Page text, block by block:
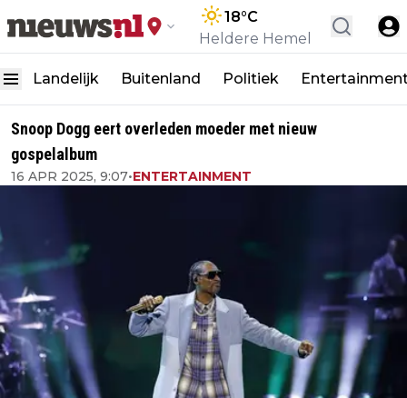
18°C
Heldere Hemel
Landelijk Buitenland Politiek
Snoop Dogg eert overleden moeder met nieuw
gospelalbum
16 APR 2025, 9:07•ENTERTAINMENT